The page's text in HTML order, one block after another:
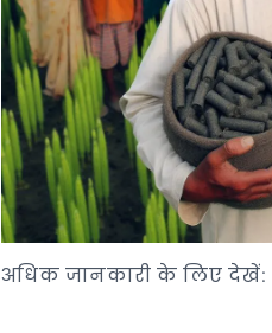
अधिक जानकारी के लिए देखें: